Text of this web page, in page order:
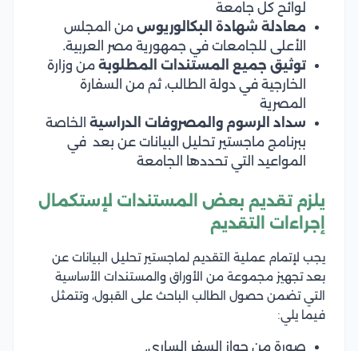
لوائح كل جامعة
معادلة شهادة البكالوريوس من المجلس
الأعلى للجامعات في جمهورية مصر العربية.
توثيق جميع المستندات المطلوبة من وزارة
الخارجية في دولة الطالب، ثم من السفارة
المصرية
سداد الرسوم والمصروفات الدراسية الخاصة
ببرنامج ماجستير تحليل البيانات عن بعد في
المواعيد التي تحددها الجامعة
يلزم تقديم بعض المستندات لإستكمال
إجراءات التقديم
يجب لإتمام عملية التقديم لماجستير تحليل البيانات عن
بعد تجهيز مجموعة من الأوراق والمستندات الأساسية
التي تضمن حصول الطالب الباحث على القبول، وتتمثل
فيما يلي:
صورة من جواز السفر الساري.